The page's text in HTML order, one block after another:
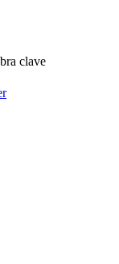
clave